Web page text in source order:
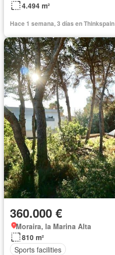
4.494 m²
Hace 1 semana, 3 días en Thinkspain
360.000 €
Moraira, la Marina Alta
810 m²
Sports facilities